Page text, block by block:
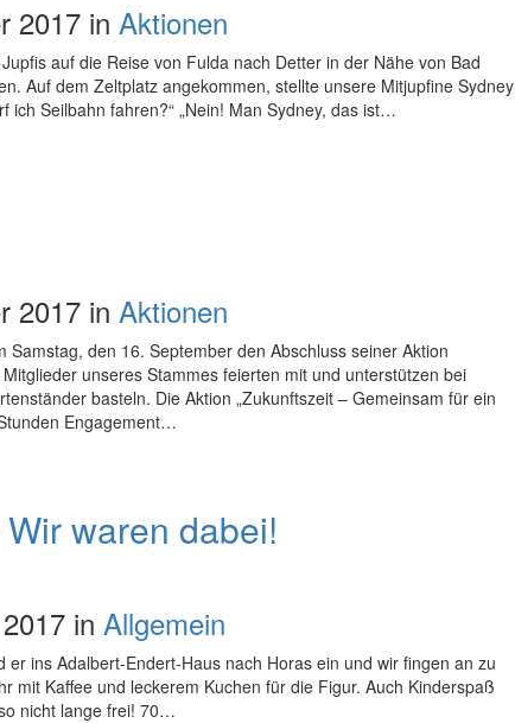
2017 in Aktionen
auf die Reise von Fulda nach Detter in der Nähe von Bad
Auf dem Zeltplatz angekommen, stellte unsere Mitjupfine Sydney
Seilbahn fahren?“ „Nein! Man Sydney, das ist…
2017 in Aktionen
den 16. September den Abschluss seiner Aktion
unseres Stammes feierten mit und unterstützen bei
basteln. Die Aktion „Zukunftszeit – Gemeinsam für ein
Engagement…
waren dabei!
in Allgemein
ins Adalbert-Endert-Haus nach Horas ein und wir fingen an zu
mit Kaffee und leckerem Kuchen für die Figur. Auch Kinderspaß
nicht lange frei! 70…